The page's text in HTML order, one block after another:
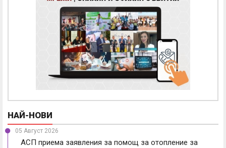
НАЙ-НОВИ
05 Август 2026
АСП приема заявления за помощ за отопление за